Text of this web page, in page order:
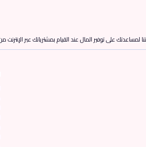
على توفير المال عند القيام بمشترياتك عبر